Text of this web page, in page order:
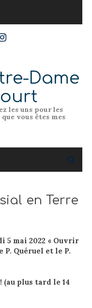
Dame
les uns pour les
vous êtes mes
en Terre
5 mai 2022 « Ouvrir
Quéruel et le P.
plus tard le 14